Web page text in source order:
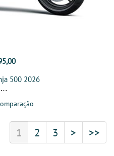
500 2026
1 2 3 > >>